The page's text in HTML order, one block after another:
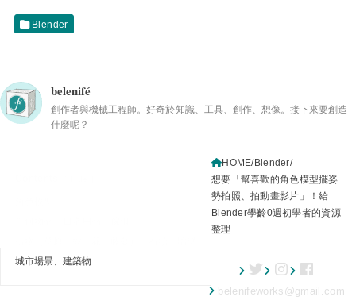
Blender
belenifé
創作者與機械工程師。好奇於知識、工具、創作、想像。接下來要創造
什麼呢？
城市場景、建築物
HOME Blender
想要「幫喜歡的角色模型擺姿
勢拍照、拍動畫影片」！給
Blender學齡0週初學者的資源
整理
belenifeworks@gmail.com